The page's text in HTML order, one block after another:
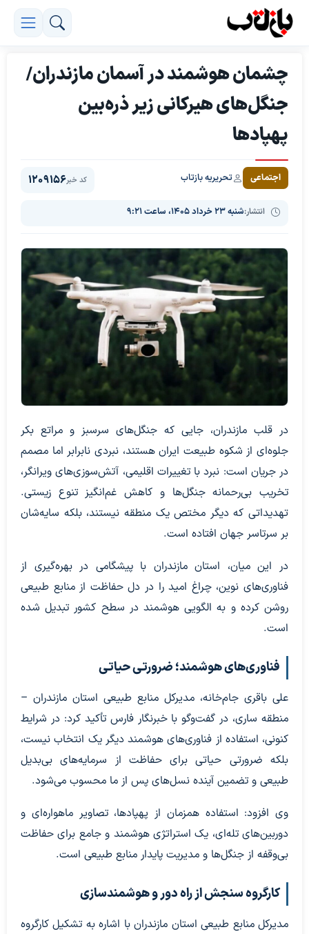
چشمان هوشمند در آسمان مازندران/
جنگل‌های هیرکانی زیر ذره‌بین
پهپادها
اجتماعی تحریریه بازتاب
انتشار:شنبه ۲۳ خرداد ۱۴۰۵، ساعت ۹:۲۱
کد خبر1209156
در قلب مازندران، جایی که جنگل‌های سرسبز و مراتع بکر
جلوه‌ای از شکوه طبیعت ایران هستند، نبردی نابرابر اما مصمم
در جریان است: نبرد با تغییرات اقلیمی، آتش‌سوزی‌های ویرانگر،
تخریب بی‌رحمانه جنگل‌ها و کاهش غم‌انگیز تنوع زیستی.
تهدیداتی که دیگر مختص یک منطقه نیستند، بلکه سایه‌شان
بر سرتاسر جهان افتاده است.
در این میان، استان مازندران با پیشگامی در بهره‌گیری از
فناوری‌های نوین، چراغ امید را در دل حفاظت از منابع طبیعی
روشن کرده و به الگویی هوشمند در سطح کشور تبدیل شده
است.
فناوری‌های هوشمند؛ ضرورتی حیاتی
علی باقری جام‌خانه، مدیرکل منابع طبیعی استان مازندران –
منطقه ساری، در گفت‌وگو با خبرنگار فارس تأکید کرد: در شرایط
کنونی، استفاده از فناوری‌های هوشمند دیگر یک انتخاب نیست،
بلکه ضرورتی حیاتی برای حفاظت از سرمایه‌های بی‌بدیل
طبیعی و تضمین آینده نسل‌های پس از ما محسوب می‌شود.
وی افزود: استفاده همزمان از پهپادها، تصاویر ماهواره‌ای و
دوربین‌های تله‌ای، یک استراتژی هوشمند و جامع برای حفاظت
بی‌وقفه از جنگل‌ها و مدیریت پایدار منابع طبیعی است.
کارگروه سنجش از راه دور و هوشمندسازی
مدیرکل منابع طبیعی استان مازندران با اشاره به تشکیل کارگروه